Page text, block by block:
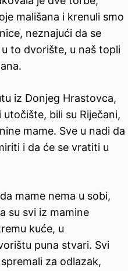
mališana i krenuli smo
neznajući da se
to dvorište, u naš topli
iz Donjeg Hrastovca,
bili su Riječani,
mame. Sve u nadi da
i da će se vratiti u
mame nema u sobi,
su svi iz mamine
kuće, u
puna stvari. Svi
za odlazak,